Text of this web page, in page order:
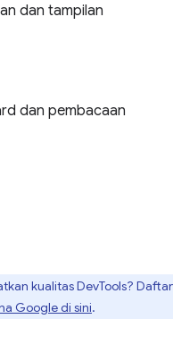
dan tampilan
dan pembacaan
kualitas DevTools? Daftar
Google di sini.